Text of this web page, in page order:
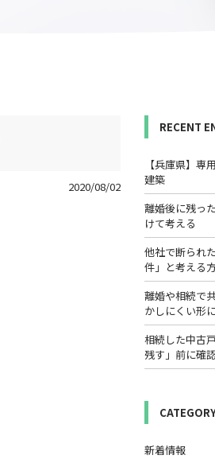
2020/08/02
RECENT
【兵庫県】
建築
離婚後に残っ
けて考える
他社で断られ
件」と考える
離婚や相続で
かしにくい形
相続した中古
残す」前に確
新着情報